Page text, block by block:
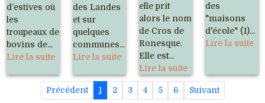
d’estives où
les
troupeaux de
bovins de...
Lire la suite
des Landes
et sur
quelques
communes...
Lire la suite
elle prit
alors le nom
de Cros de
Ronesque.
Elle est...
Lire la suite
des
"maisons
d'école" (1)...
Lire la suite
Précédent 1 2 3 4 5 6 Suivant